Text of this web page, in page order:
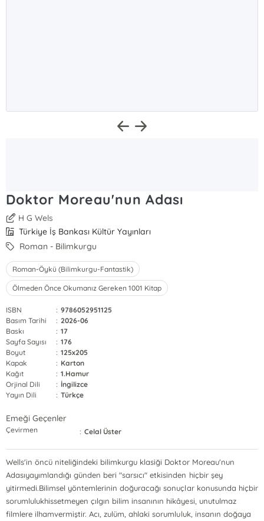
Doktor Moreau'nun Adası
H G Wels
Türkiye İş Bankası Kültür Yayınları
Roman - Bilimkurgu
Roman-Öykü (Bilimkurgu-Fantastik)
Ölmeden Önce Okumanız Gereken 1001 Kitap
ISBN : 9786052951125
Basım Tarihi
: 2026-06
Baskı
: 17
Sayfa Sayısı
: 176
Boyut
: 125x205
Kapak
: Karton
Kağıt
: 1.Hamur
Orjinal Dili
: İngilizce
Yayın Dili
: Türkçe
Emeği Geçenler
Çevirmen : Celal Üster
Wells'in öncü niteliğindeki bilimkurgu klasiği Doktor Moreau'nun
Adasıyayımlandığı günden beri "sarsıcı" etkisinden hiçbir şey
yitirmedi.Bilimsel yöntemlerinin doğuracağı sonuçlar konusunda hiçbir
sorumlulukhissetmeyen çılgın bilim insanının hikâyesi, unutulmaz
filmlere ilhamvermiştir. Acı, zulüm, ahlaki sorumluluk, insanın doğaya